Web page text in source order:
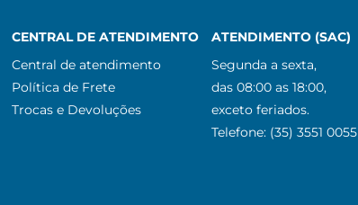
CENTRAL DE ATENDIMENTO
Central de atendimento
Política de Frete
Trocas e Devoluções
ATENDIMENTO (SAC)
Segunda a sexta,
das 08:00 as 18:00,
exceto feriados.
Telefone: (35) 3551 0055